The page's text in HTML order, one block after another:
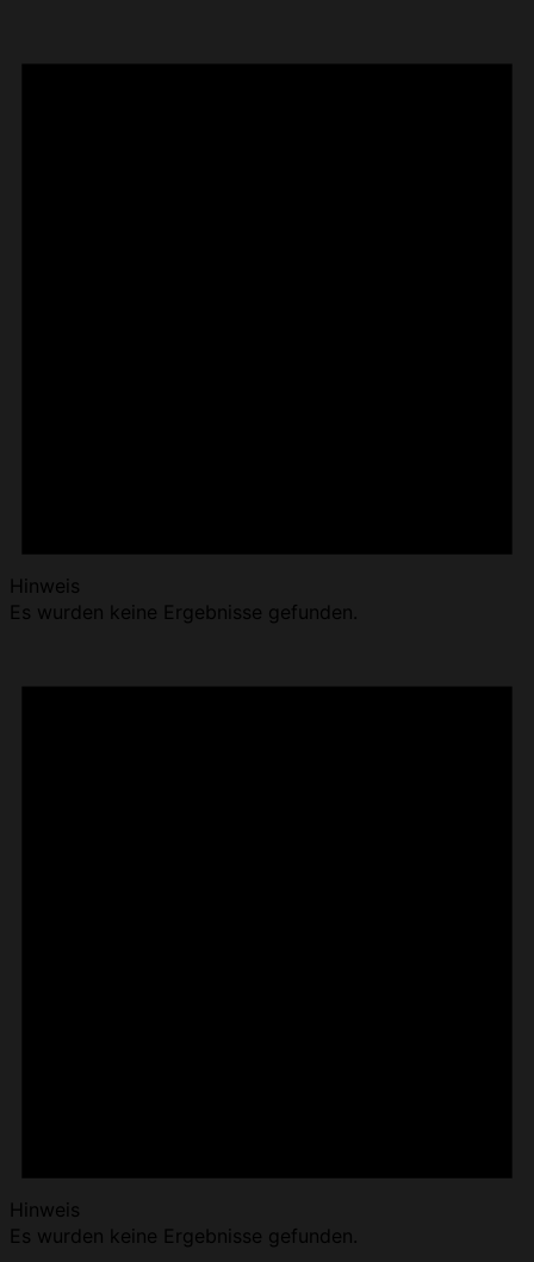
Hinweis
Es wurden keine Ergebnisse gefunden.
Hinweis
Es wurden keine Ergebnisse gefunden.